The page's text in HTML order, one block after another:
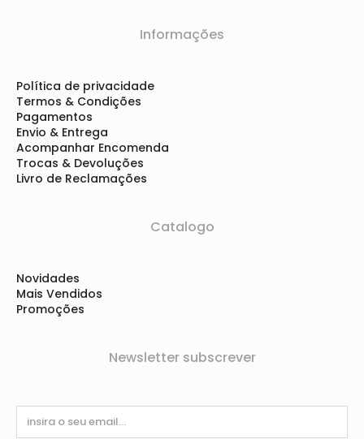
Informações
Política de privacidade
Termos & Condições
Pagamentos
Envio & Entrega
Acompanhar Encomenda
Trocas & Devoluções
Livro de Reclamações
Catalogo
Novidades
Mais Vendidos
Promoções
Newsletter subscrever